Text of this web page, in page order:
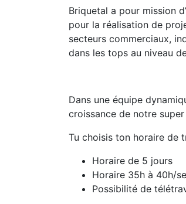
Briquetal a pour mission
pour la réalisation de
secteurs commerciaux,
dans les tops au niveau
Dans une équipe
croissance de notre
Tu choisis ton horaire de
Horaire de 5 jours
Horaire 35h à 40h/
Possibilité de